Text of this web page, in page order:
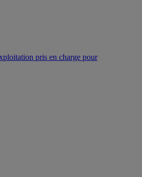
pris en charge pour